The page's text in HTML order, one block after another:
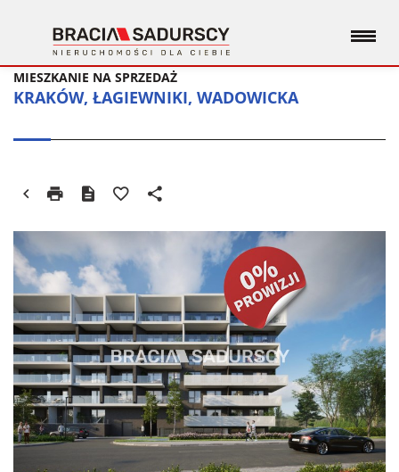
KRAKÓW, ŁAGIEWNIKI, WADOWICKA
MIESZKANIE NA SPRZEDAŻ